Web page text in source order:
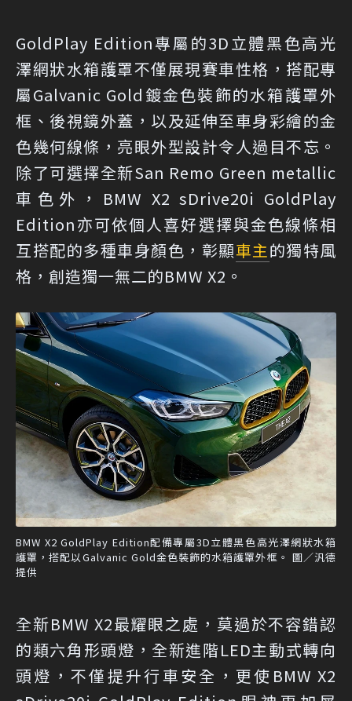
GoldPlay Edition專屬的3D立體黑色高光
澤網狀水箱護罩不僅展現賽車性格，搭配專
屬Galvanic Gold鍍金色裝飾的水箱護罩外
框、後視鏡外蓋，以及延伸至車身彩繪的金
色幾何線條，亮眼外型設計令人過目不忘。
除了可選擇全新San Remo Green metallic
車色外，BMW X2 sDrive20i GoldPlay
Edition亦可依個人喜好選擇與金色線條相
互搭配的多種車身顏色，彰顯車主的獨特風
格，創造獨一無二的BMW X2。
BMW X2 GoldPlay Edition配備專屬3D立體黑色高光澤網狀水箱
護罩，搭配以Galvanic Gold金色裝飾的水箱護罩外框。 圖／汎德
提供
全新BMW X2最耀眼之處，莫過於不容錯認
的類六角形頭燈，全新進階LED主動式轉向
頭燈，不僅提升行車安全，更使BMW X2